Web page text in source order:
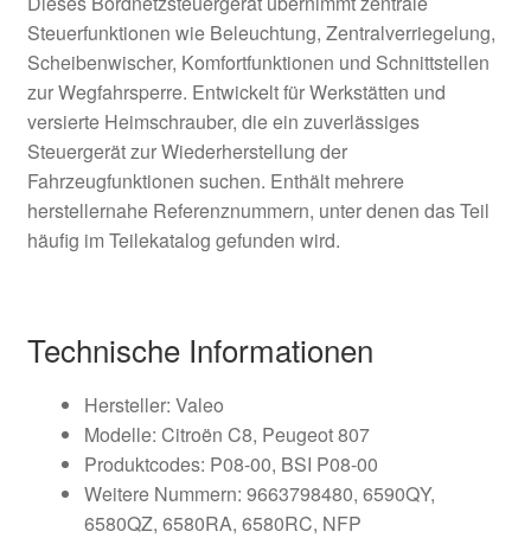
Steuerfunktionen wie Beleuchtung, Zentralverriegelung,
Scheibenwischer, Komfortfunktionen und Schnittstellen
zur Wegfahrsperre. Entwickelt für Werkstätten und
versierte Heimschrauber, die ein zuverlässiges
Steuergerät zur Wiederherstellung der
Fahrzeugfunktionen suchen. Enthält mehrere
herstellernahe Referenznummern, unter denen das Teil
häufig im Teilekatalog gefunden wird.
Technische Informationen
Hersteller: Valeo
Modelle: Citroën C8, Peugeot 807
Produktcodes: P08-00, BSI P08-00
Weitere Nummern: 9663798480, 6590QY,
6580QZ, 6580RA, 6580RC, NFP